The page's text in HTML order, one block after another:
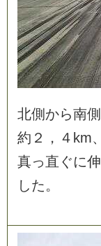
北側 から南側
約 ２ ， ４ km、
真っ直 ぐに伸
した。